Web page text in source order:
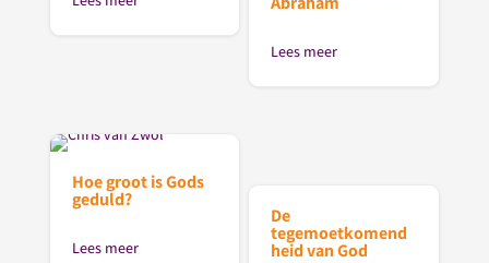
Lees meer
Hoe groot is Gods
geduld?
Lees meer
De
tegemoetkomend
heid van God